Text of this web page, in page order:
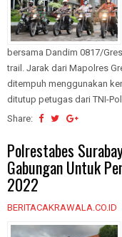
bersama Dandim 0817/
trail. Jarak dari Mapolres
ditempuh menggunakan
ditutup petugas dari TNI-
Share:
Polrestabes
Gabungan Untuk
2022
BERITACAKRAWALA.CO.ID